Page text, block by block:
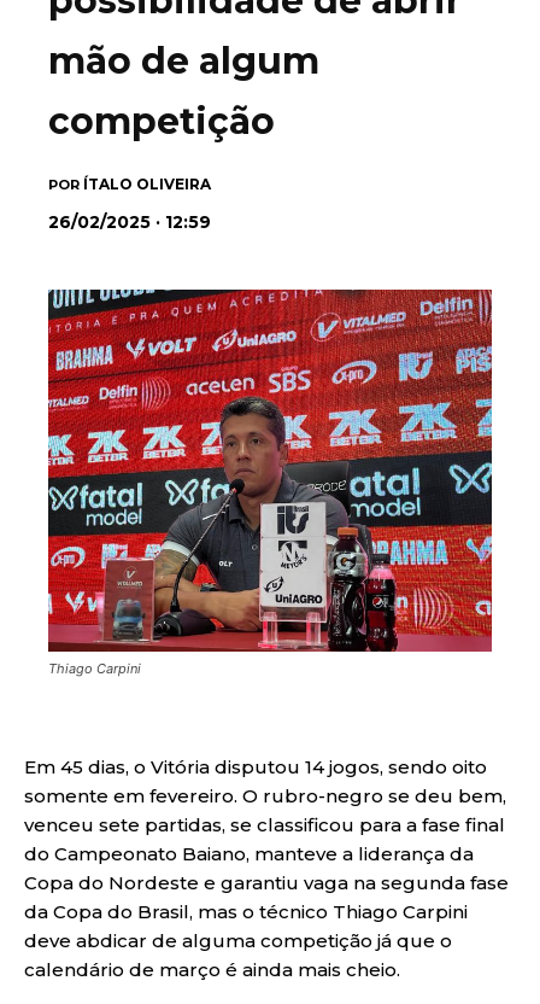
mão de algum
competição
POR ÍTALO OLIVEIRA
26/02/2025 · 12:59
Thiago Carpini
Em 45 dias, o Vitória disputou 14 jogos, sendo oito
somente em fevereiro. O rubro-negro se deu bem,
venceu sete partidas, se classificou para a fase final
do Campeonato Baiano, manteve a liderança da
Copa do Nordeste e garantiu vaga na segunda fase
da Copa do Brasil, mas o técnico Thiago Carpini
deve abdicar de alguma competição já que o
calendário de março é ainda mais cheio.